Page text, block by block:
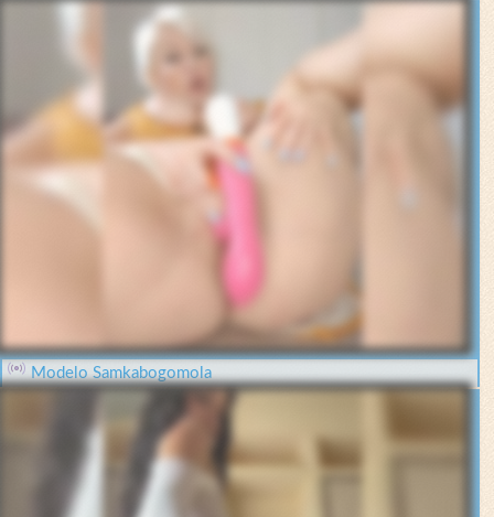
Modelo Samkabogomola